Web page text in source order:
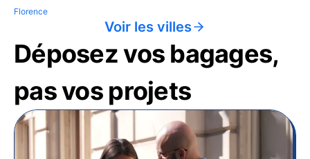
Florence
Voir les villes
Déposez vos bagages,
pas vos projets